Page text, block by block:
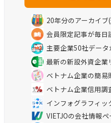
20年分のアーカイ
会員限定記事が毎日
主要企業50社データ
最新の新設外資企業
ベトナム企業の簡易
ベトナム企業信用調
インフォグラフィ
VIETJOの会社情報